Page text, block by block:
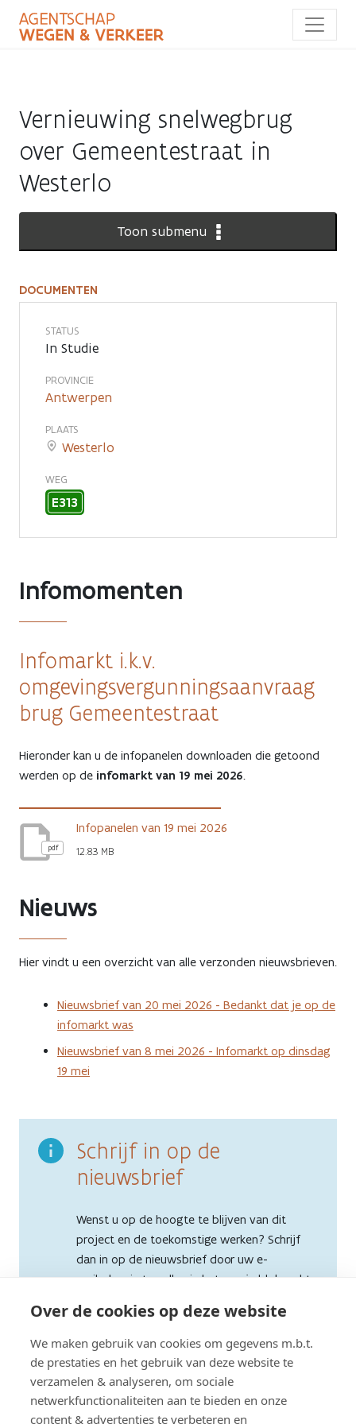
Over de cookies op deze website
We maken gebruik van cookies om gegevens m.b.t.
de prestaties en het gebruik van deze website te
verzamelen & analyseren, om sociale
netwerkfunctionaliteiten aan te bieden en onze
content & advertenties te verbeteren en
naar
Vernieuwing snelwegbrug
over Gemeentestraat in
Westerlo
Toon submenu
Documenten
DOCUMENTEN
STATUS
In Studie
PROVINCIE
Antwerpen
PLAATS
Westerlo
WEG
E313
Infomomenten
Infomarkt i.k.v.
omgevingsvergunningsaanvraag
brug Gemeentestraat
Hieronder kan u de infopanelen downloaden die getoond
werden op de infomarkt van 19 mei 2026.
pdf
Infopanelen van 19 mei 2026
12.83 MB
Nieuws
Hier vindt u een overzicht van alle verzonden nieuwsbrieven.
Nieuwsbrief van 20 mei 2026 - Bedankt dat je op de
infomarkt was
Nieuwsbrief van 8 mei 2026 - Infomarkt op dinsdag
19 mei
Schrijf in op de
nieuwsbrief
Wenst u op de hoogte te blijven van dit
project en de toekomstige werken? Schrijf
dan in op de nieuwsbrief door uw e-
mailadres in te vullen in het oranje blok rechts
mobiel surft). Via deze nieuwsbrief ontvangt
u ook updates over devernieuwing van de
brug over de Lindenstraat
.